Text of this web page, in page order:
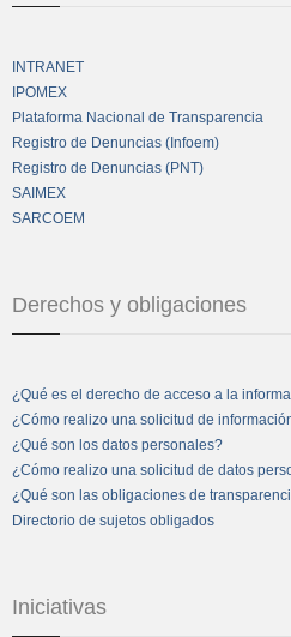
INTRANET
IPOMEX
Plataforma Nacional de Transparencia
Registro de Denuncias (Infoem)
Registro de Denuncias (PNT)
SAIMEX
SARCOEM
Derechos y obligaciones
¿Qué es el derecho de acceso a la
¿Cómo realizo una solicitud de
¿Qué son los datos personales?
¿Cómo realizo una solicitud de datos
¿Qué son las obligaciones de
Directorio de sujetos obligados
Iniciativas